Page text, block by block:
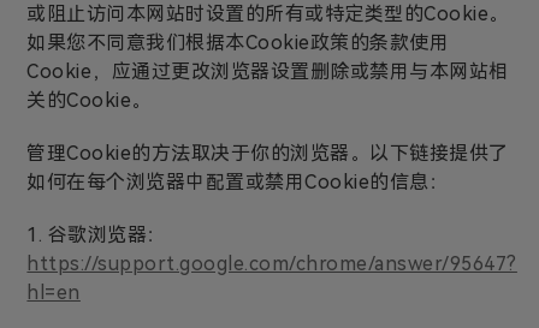
或阻止访问本网站时设置的所有或特定类型的Cookie。
如果您不同意我们根据本Cookie政策的条款使用
Cookie，应通过更改浏览器设置删除或禁用与本网站相
关的Cookie。
管理Cookie的方法取决于你的浏览器。以下链接提供了
如何在每个浏览器中配置或禁用Cookie的信息：
1. 谷歌浏览器：
https://support.google.com/chrome/answer/95647?
hl=en